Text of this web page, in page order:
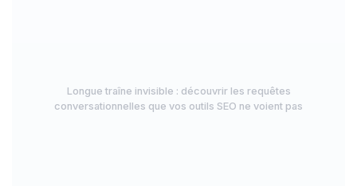
Longue traîne invisible : découvrir les requêtes
conversationnelles que vos outils SEO ne voient pas